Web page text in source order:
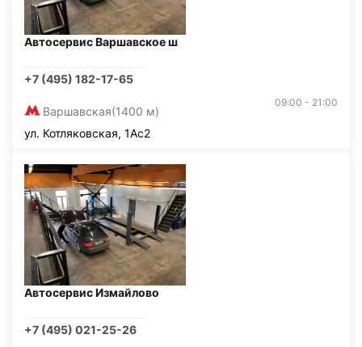
Автосервис Варшавское ш
+7 (495) 182-17-65
Варшавская(1400 м)
09:00 - 21:00
ул. Котляковская, 1Ас2
Автосервис Измайлово
+7 (495) 021-25-26